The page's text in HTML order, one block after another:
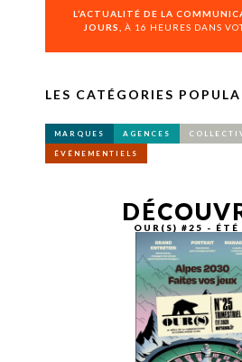
L’ACTUALITÉ DE LA
JOURS,
À 16 HEURES DANS
LES CATÉGORIES
MARQUES AGENCES
ÉVÉNEMENTIELS
OUR(S) #25 - ÉTÉ